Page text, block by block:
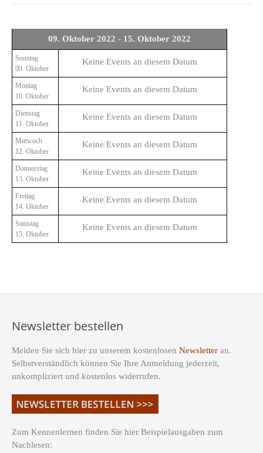
09. Oktober 2022 - 15. Oktober 2022
Sonntag
09. Oktober
Keine Events an diesem Datum
Montag
10. Oktober
Keine Events an diesem Datum
Dienstag
11. Oktober
Keine Events an diesem Datum
Mittwoch
12. Oktober
Keine Events an diesem Datum
Donnerstag
13. Oktober
Keine Events an diesem Datum
Freitag
14. Oktober
Keine Events an diesem Datum
Samstag
15. Oktober
Keine Events an diesem Datum
Newsletter bestellen
Melden Sie sich hier zu unserem kostenlosen Newsletter an.
Selbstverständlich können Sie Ihre Anmeldung jederzeit,
unkompliziert und kostenlos widerrufen.
Zum Kennenlernen finden Sie hier Beispielausgaben zum
Nachlesen: